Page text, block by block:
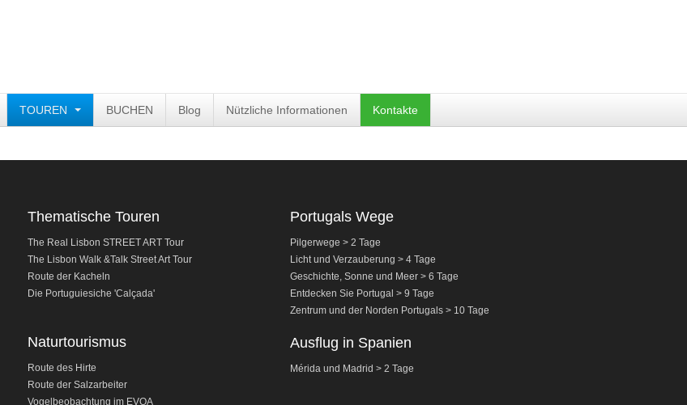
TOUREN BUCHEN Blog Nützliche Informationen Kontakte
Thematische Touren
The Real Lisbon STREET ART Tour
The Lisbon Walk &Talk Street Art Tour
Route der Kacheln
Die Portuguiesiche 'Calçada'
Naturtourismus
Route des Hirte
Route der Salzarbeiter
Vogelbeobachtung im EVOA
Portugals Wege
Pilgerwege > 2 Tage
Licht und Verzauberung > 4 Tage
Geschichte, Sonne und Meer > 6 Tage
Entdecken Sie Portugal > 9 Tage
Zentrum und der Norden Portugals > 10 Tage
Ausflug in Spanien
Mérida und Madrid > 2 Tage